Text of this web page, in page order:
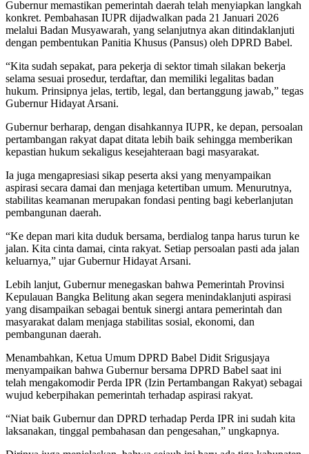
Gubernur memastikan pemerintah daerah telah menyiapkan langkah
konkret. Pembahasan IUPR dijadwalkan pada 21 Januari 2026
melalui Badan Musyawarah, yang selanjutnya akan ditindaklanjuti
dengan pembentukan Panitia Khusus (Pansus) oleh DPRD Babel.
“Kita sudah sepakat, para pekerja di sektor timah silakan bekerja
selama sesuai prosedur, terdaftar, dan memiliki legalitas badan
hukum. Prinsipnya jelas, tertib, legal, dan bertanggung jawab,” tegas
Gubernur Hidayat Arsani.
Gubernur berharap, dengan disahkannya IUPR, ke depan, persoalan
pertambangan rakyat dapat ditata lebih baik sehingga memberikan
kepastian hukum sekaligus kesejahteraan bagi masyarakat.
Ia juga mengapresiasi sikap peserta aksi yang menyampaikan
aspirasi secara damai dan menjaga ketertiban umum. Menurutnya,
stabilitas keamanan merupakan fondasi penting bagi keberlanjutan
pembangunan daerah.
“Ke depan mari kita duduk bersama, berdialog tanpa harus turun ke
jalan. Kita cinta damai, cinta rakyat. Setiap persoalan pasti ada jalan
keluarnya,” ujar Gubernur Hidayat Arsani.
Lebih lanjut, Gubernur menegaskan bahwa Pemerintah Provinsi
Kepulauan Bangka Belitung akan segera menindaklanjuti aspirasi
yang disampaikan sebagai bentuk sinergi antara pemerintah dan
masyarakat dalam menjaga stabilitas sosial, ekonomi, dan
pembangunan daerah.
Menambahkan, Ketua Umum DPRD Babel Didit Srigusjaya
menyampaikan bahwa Gubernur bersama DPRD Babel saat ini
telah mengakomodir Perda IPR (Izin Pertambangan Rakyat) sebagai
wujud keberpihakan pemerintah terhadap aspirasi rakyat.
“Niat baik Gubernur dan DPRD terhadap Perda IPR ini sudah kita
laksanakan, tinggal pembahasan dan pengesahan,” ungkapnya.